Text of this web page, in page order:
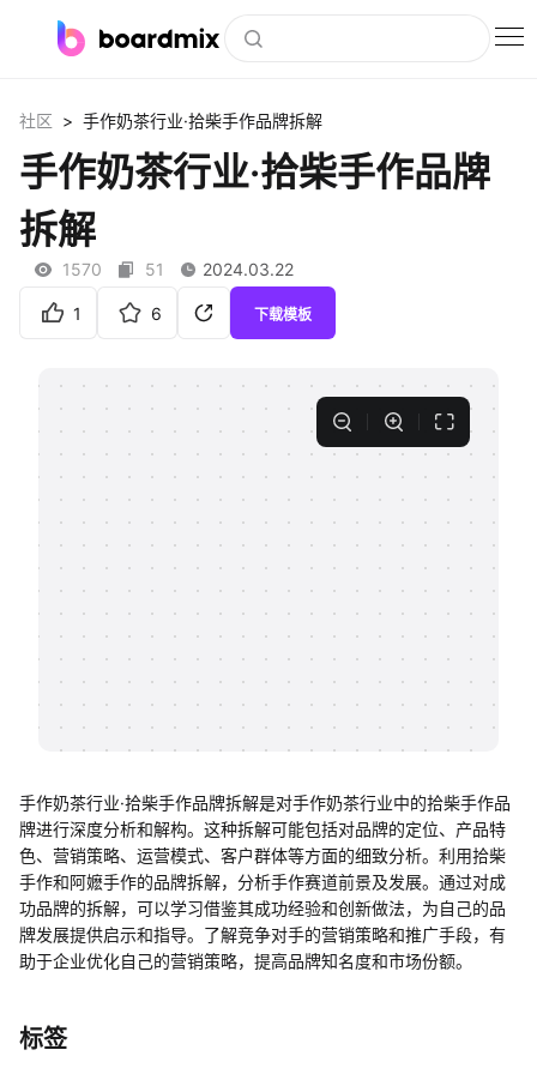
社区资源
会员
企业服务
客户案例
支持
帮助中心
知识分享社区
社区 > 手作奶茶行业·拾柴手作品牌拆解
手作奶茶行业·拾柴手作品牌
拆解
1570 51 2024.03.22
1 6 下载模板
手作奶茶行业·拾柴手作品牌拆解是对手作奶茶行业中的拾柴手作品
牌进行深度分析和解构。这种拆解可能包括对品牌的定位、产品特
色、营销策略、运营模式、客户群体等方面的细致分析。利用拾柴
手作和阿嬷手作的品牌拆解，分析手作赛道前景及发展。通过对成
功品牌的拆解，可以学习借鉴其成功经验和创新做法，为自己的品
牌发展提供启示和指导。了解竞争对手的营销策略和推广手段，有
助于企业优化自己的营销策略，提高品牌知名度和市场份额。
标签